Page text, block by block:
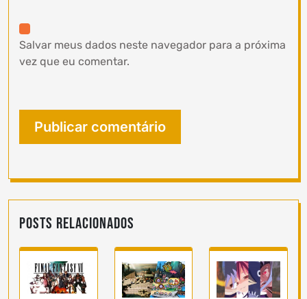
Salvar meus dados neste navegador para a próxima
vez que eu comentar.
Posts Relacionados